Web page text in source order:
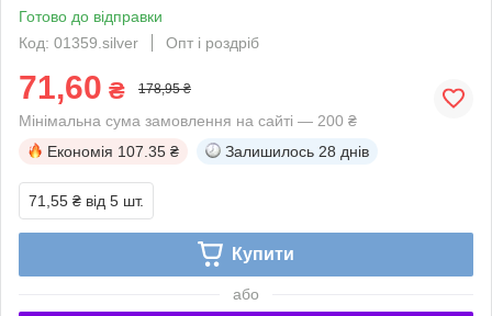
Готово до відправки
Код: 01359.silver
Опт і роздріб
71,60 ₴ 178,95 ₴
Мінімальна сума замовлення на сайті — 200 ₴
Економія 107.35 ₴ Залишилось 28 днів
71,55 ₴ від 5 шт.
Купити
або